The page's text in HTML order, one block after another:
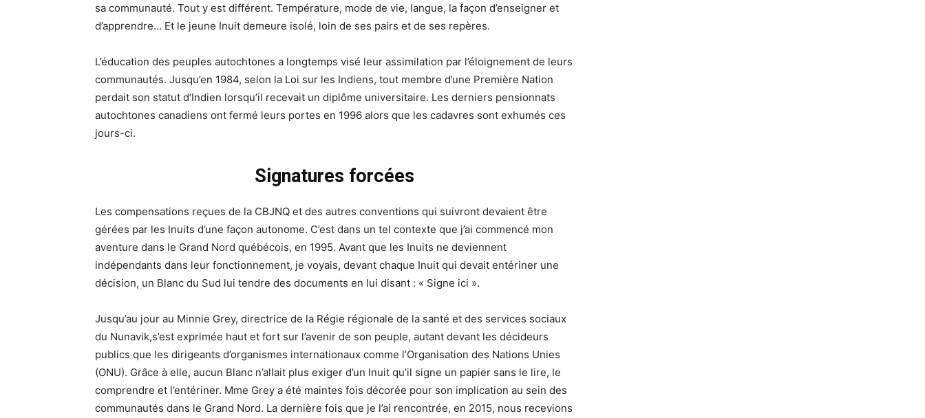
sa communauté. Tout y est différent. Température, mode de vie, langue, la façon d’enseigner et
d’apprendre… Et le jeune Inuit demeure isolé, loin de ses pairs et de ses repères.
L’éducation des peuples autochtones a longtemps visé leur assimilation par l’éloignement de leurs
communautés. Jusqu’en 1984, selon la Loi sur les Indiens, tout membre d’une Première Nation
perdait son statut d’Indien lorsqu’il recevait un diplôme universitaire. Les derniers pensionnats
autochtones canadiens ont fermé leurs portes en 1996 alors que les cadavres sont exhumés ces
jours-ci.
Signatures forcées
Les compensations reçues de la CBJNQ et des autres conventions qui suivront devaient être
gérées par les Inuits d’une façon autonome. C’est dans un tel contexte que j’ai commencé mon
aventure dans le Grand Nord québécois, en 1995. Avant que les Inuits ne deviennent
indépendants dans leur fonctionnement, je voyais, devant chaque Inuit qui devait entériner une
décision, un Blanc du Sud lui tendre des documents en lui disant : « Signe ici ».
Jusqu’au jour au Minnie Grey, directrice de la Régie régionale de la santé et des services sociaux
du Nunavik,s’est exprimée haut et fort sur l’avenir de son peuple, autant devant les décideurs
publics que les dirigeants d’organismes internationaux comme l’Organisation des Nations Unies
(ONU). Grâce à elle, aucun Blanc n’allait plus exiger d’un Inuit qu’il signe un papier sans le lire, le
comprendre et l’entériner. Mme Grey a été maintes fois décorée pour son implication au sein des
communautés dans le Grand Nord. La dernière fois que je l’ai rencontrée, en 2015, nous recevions